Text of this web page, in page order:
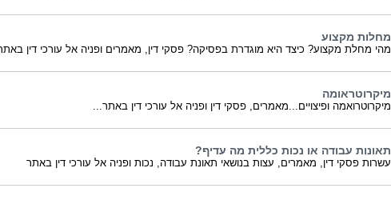
מחלות מקצוע
מהי מחלת מקצוע? כיצד היא מוגדרת בפסיקה? פסקי דין, מאמרים ופניה אל עורכי דין
מיקרוטראומה
מיקרוטרואמה ופיצויים...מאמרים, פסקי דין ופניה אל עורכי דין באתר...
תאונות עבודה או נכות כללית מה עדיף?
עשרות פסקי דין, מאמרים, עצות בנושאי תאונת עבודה, נכות ופניה אל עורכי דין באתר